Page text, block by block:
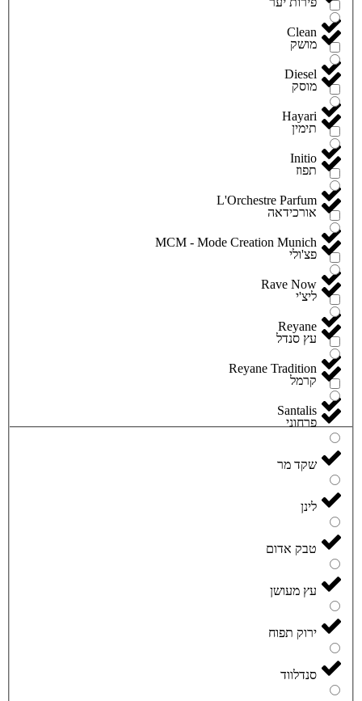
Clean
Diesel
Hayari
Initio
L'Orchestre Parfum
MCM - Mode Creation Munich
Rave Now
Reyane
Reyane Tradition
Santalis
מושק
מוסק
תימין
תפוז
אורכידאה
פצ'ולי
ליצ'י
עץ סנדל
קרמל
פרחוני
שקד מר
לינן
טבק אדום
עץ מעושן
ירוק תפוח
סנדלווד